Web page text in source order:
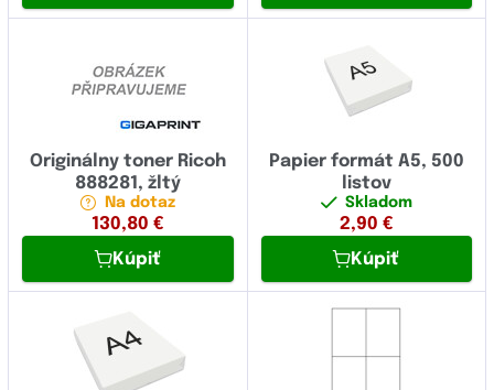
Originálny toner Ricoh
888281, žltý
Na dotaz
130,80 €
Kúpiť
Papier formát A5, 500
listov
Skladom
2,90 €
Kúpiť